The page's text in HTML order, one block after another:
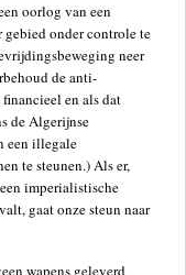
oorlog van een
onder controle te
neer
de anti-
en als dat
de Algerijnse
een illegale
te steunen.) Als er,
imperialistische
gaat onze steun naar
wapens geleverd